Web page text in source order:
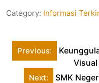
Category: Informasi
Post
navigation
Previous:
Visual
Next:
SMK